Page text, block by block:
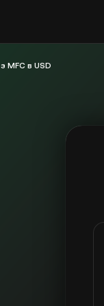
з MFC в USD